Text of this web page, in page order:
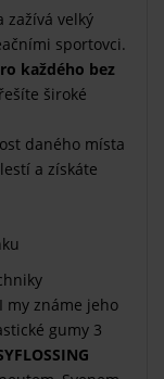
zažívá velký
sportovci.
každého bez
široké
daného místa
a získáte
my známe jeho
gumy 3